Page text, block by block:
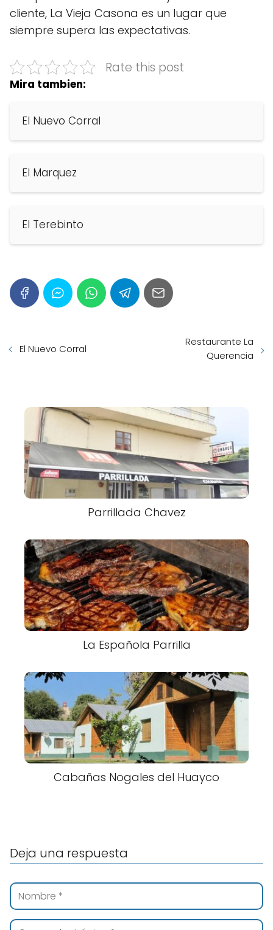
cliente, La Vieja Casona es un lugar que
siempre supera las expectativas.
Rate this post
Mira tambien:
El Nuevo Corral
El Marquez
El Terebinto
El Nuevo Corral
Restaurante La
Querencia
Parrillada Chavez
La Española Parrilla
Cabañas Nogales del Huayco
Deja una respuesta